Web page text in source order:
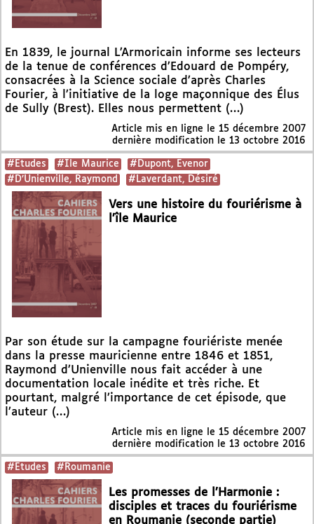
En 1839, le journal L’Armoricain informe ses lecteurs
de la tenue de conférences d’Edouard de Pompéry,
consacrées à la Science sociale d’après Charles
Fourier, à l’initiative de la loge maçonnique des Élus
de Sully (Brest). Elles nous permettent (…)
Article mis en ligne le 15 décembre 2007
dernière modification le 13 octobre 2016
#Etudes #Ile Maurice
#Dupont, Evenor
#D’Unienville, Raymond
#Laverdant, Désiré
Vers une histoire du fouriérisme à
l’île Maurice
Par son étude sur la campagne fouriériste menée
dans la presse mauricienne entre 1846 et 1851,
Raymond d’Unienville nous fait accéder à une
documentation locale inédite et très riche. Et
pourtant, malgré l’importance de cet épisode, que
l’auteur (…)
Article mis en ligne le 15 décembre 2007
dernière modification le 13 octobre 2016
#Etudes #Roumanie
Les promesses de l’Harmonie :
disciples et traces du fouriérisme
en Roumanie (seconde partie)